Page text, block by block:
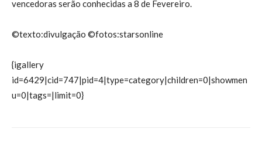
vencedoras serão conhecidas a 8 de Fevereiro.
©texto:divulgação ©fotos:starsonline
{igallery
id=6429|cid=747|pid=4|type=category|children=0|showmen
u=0|tags=|limit=0}